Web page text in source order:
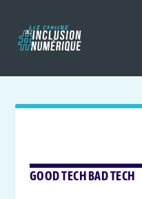
GOOD TECH BAD TECH